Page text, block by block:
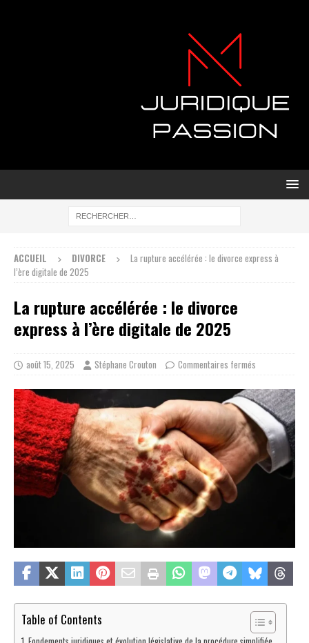
ACCUEIL DIVORCE
La rupture accélérée : le divorce express à
l’ère digitale de 2025
La rupture accélérée : le divorce
express à l’ère digitale de 2025
août 15, 2025 Stéphane Crouton Commentaires fermés
Table of Contents